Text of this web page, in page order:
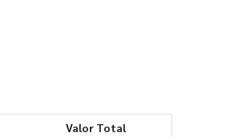
Valor Total